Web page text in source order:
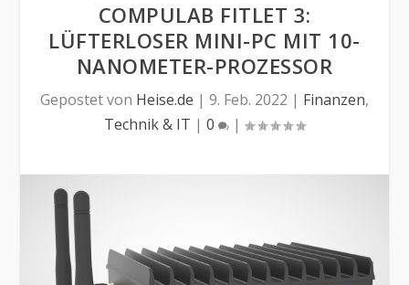
COMPULAB FITLET 3:
LÜFTERLOSER MINI-PC MIT 10-
NANOMETER-PROZESSOR
Gepostet von Heise.de | 9. Feb. 2022 | Finanzen,
Technik & IT | 0 |